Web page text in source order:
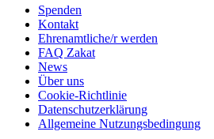
Spenden
Kontakt
Ehrenamtliche/r werden
FAQ Zakat
News
Über uns
Cookie-Richtlinie
Datenschutzerklärung
Allgemeine Nutzungsbedingung